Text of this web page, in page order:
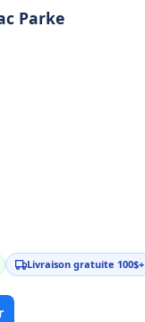
Parke
Livraison gratuite 100$+